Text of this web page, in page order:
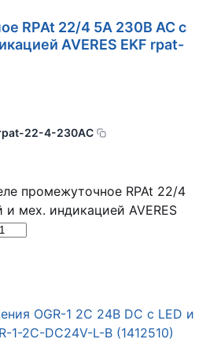
RPAt 22/4 5А 230В AC с
AVERES EKF rpat-
22-4-230AC
промежуточное RPAt 22/4
мех. индикацией AVERES